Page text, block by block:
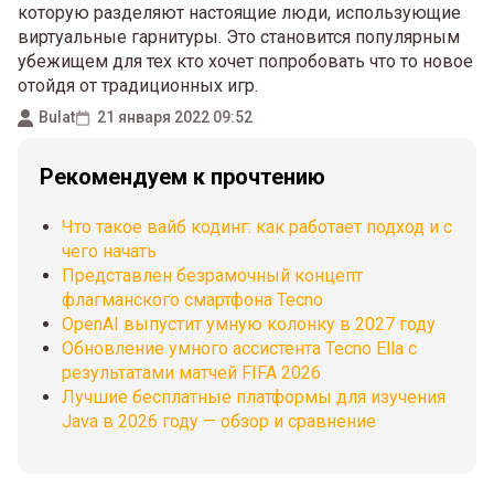
которую разделяют настоящие люди, использующие
виртуальные гарнитуры. Это становится популярным
убежищем для тех кто хочет попробовать что то новое
отойдя от традиционных игр.
Bulat 21 января 2022 09:52
Рекомендуем к прочтению
Что такое вайб кодинг: как работает подход и с
чего начать
Представлен безрамочный концепт
флагманского смартфона Tecno
OpenAI выпустит умную колонку в 2027 году
Обновление умного ассистента Tecno Ella с
результатами матчей FIFA 2026
Лучшие бесплатные платформы для изучения
Java в 2026 году — обзор и сравнение